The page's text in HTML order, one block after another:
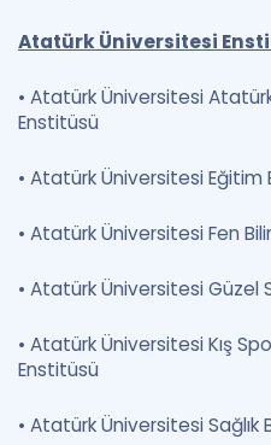
Atatürk Üniversitesi
• Atatürk Üniversitesi
Enstitüsü
• Atatürk Üniversitesi Eğitim
• Atatürk Üniversitesi Fen
• Atatürk Üniversitesi Güzel
• Atatürk Üniversitesi Kış
Enstitüsü
• Atatürk Üniversitesi Sağlık